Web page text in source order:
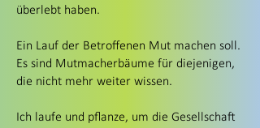
überlebt haben.
Ein Lauf der Betroffenen Mut machen soll.
Es sind Mutmacherbäume für diejenigen,
die nicht mehr weiter wissen.
Ich laufe und pflanze, um die Gesellschaft